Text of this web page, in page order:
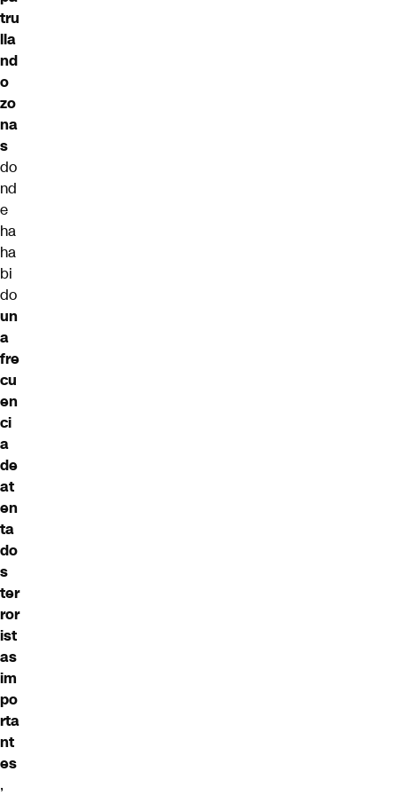
tru
lla
nd
o
zo
na
s
do
nd
e
ha
ha
bi
do
un
a
fre
cu
en
ci
a
de
at
en
ta
do
s
ter
ror
ist
as
im
po
rta
nt
es
,